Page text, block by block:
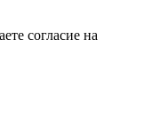
согласие на